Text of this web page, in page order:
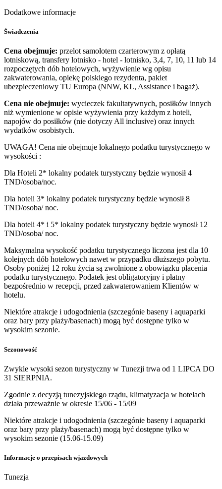
Dodatkowe informacje
Świadczenia
Cena obejmuje: przelot samolotem czarterowym z opłatą
lotniskową, transfery lotnisko - hotel - lotnisko, 3,4, 7, 10, 11 lub 14
rozpoczętych dób hotelowych, wyżywienie wg opisu
zakwaterowania, opiekę polskiego rezydenta, pakiet
ubezpieczeniowy TU Europa (NNW, KL, Assistance i bagaż).
Cena nie obejmuje: wycieczek fakultatywnych, posiłków innych
niż wymienione w opisie wyżywienia przy każdym z hoteli,
napojów do posiłków (nie dotyczy All inclusive) oraz innych
wydatków osobistych.
UWAGA! Cena nie obejmuje lokalnego podatku turystycznego w
wysokości :
Dla Hoteli 2* lokalny podatek turystyczny będzie wynosił 4
TND/osoba/noc.
Dla hoteli 3* lokalny podatek turystyczny będzie wynosił 8
TND/osoba/ noc.
Dla hoteli 4* i 5* lokalny podatek turystyczny będzie wynosił 12
TND/osoba/ noc.
Maksymalna wysokość podatku turystycznego liczona jest dla 10
kolejnych dób hotelowych nawet w przypadku dłuższego pobytu.
Osoby poniżej 12 roku życia są zwolnione z obowiązku płacenia
podatku turystycznego. Podatek jest obligatoryjny i płatny
bezpośrednio w recepcji, przed zakwaterowaniem Klientów w
hotelu.
Niektóre atrakcje i udogodnienia (szczegónie baseny i aquaparki
oraz bary przy plaży/basenach) mogą być dostępne tylko w
wysokim sezonie.
Sezonowość
Zwykle wysoki sezon turystyczny w Tunezji trwa od 1 LIPCA DO
31 SIERPNIA.
Zgodnie z decyzją tunezyjskiego rządu, klimatyzacja w hotelach
działa przeważnie w okresie 15/06 - 15/09
Niektóre atrakcje i udogodnienia (szczegónie baseny i aquaparki
oraz bary przy plaży/basenach) mogą być dostępne tylko w
wysokim sezonie (15.06-15.09)
Informacje o przepisach wjazdowych
Tunezja